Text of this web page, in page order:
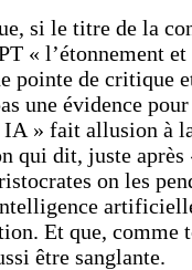
si le titre de la
« l’étonnement
pointe de critique
une évidence
IA » fait allusion à
qui dit, juste
on les
Et que, comme
être sanglante.